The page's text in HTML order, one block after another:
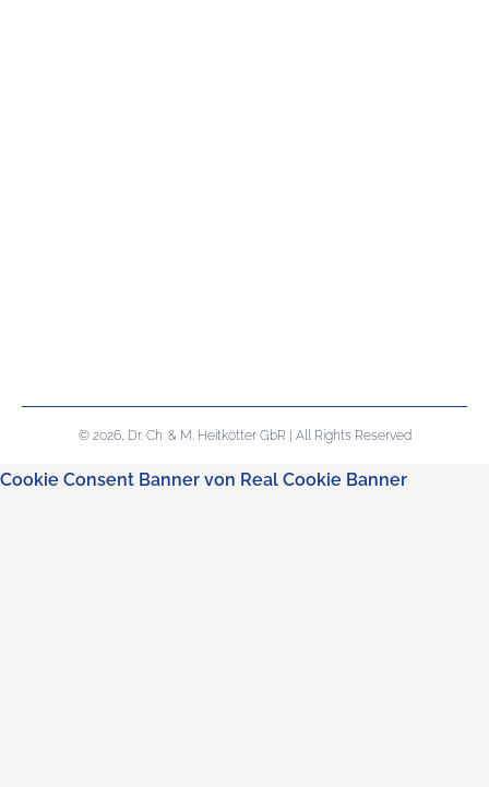
© 2026, Dr. Ch. & M. Heitkötter GbR | All Rights Reserved
Cookie Consent Banner von Real Cookie Banner